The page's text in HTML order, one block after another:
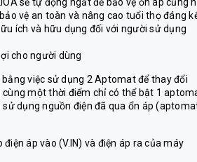
vệ an toàn và nâng cao tuổi thọ đáng
ích và hữu dụng đối với người sử dụng
cho người dùng
việc sử dụng 2 Aptomat để thay đổi
một thời điểm chỉ có thể bật 1
dụng nguồn điện đã qua ổn áp
áp vào (V.IN) và điện áp ra của máy